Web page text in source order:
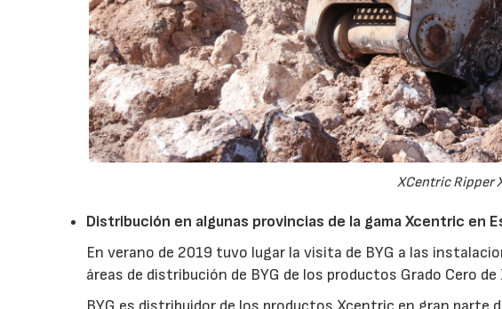
XCentric Ripper
Distribución en algunas provincias de la gama Xcentric en
En verano de 2019 tuvo lugar la visita de BYG a las
áreas de distribución de BYG de los productos Grado Cero